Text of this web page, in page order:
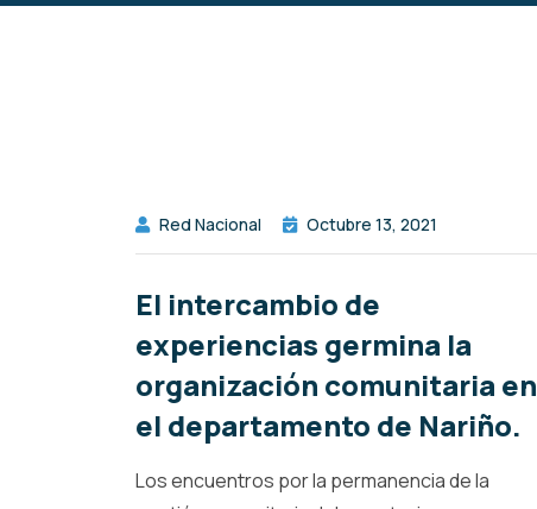
Red Nacional Octubre 13, 2021
El intercambio de
experiencias germina la
organización comunitaria en
el departamento de Nariño.
Los encuentros por la permanencia de la